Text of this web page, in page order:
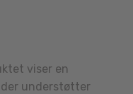
viser en
understøtter